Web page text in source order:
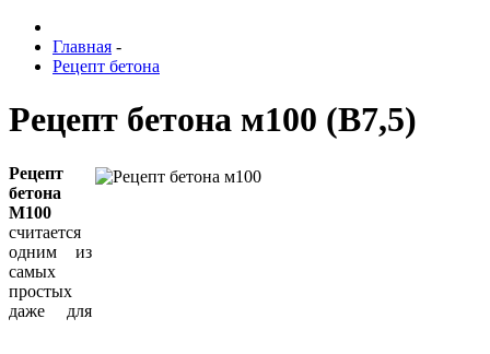
Главная -
Рецепт бетона
Рецепт бетона м100 (В7,5)
Рецепт
бетона
М100
считается
одним из
самых
простых
даже для